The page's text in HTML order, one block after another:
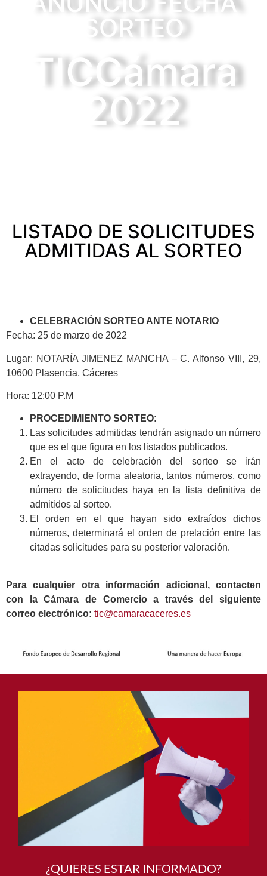
SORTEO
TICCámara
2022
LISTADO DE SOLICITUDES
ADMITIDAS AL SORTEO
CELEBRACIÓN SORTEO ANTE NOTARIO
Fecha: 25 de marzo de 2022
Lugar: NOTARÍA JIMENEZ MANCHA – C. Alfonso VIII, 29,
10600 Plasencia, Cáceres
Hora: 12:00 P.M
PROCEDIMIENTO SORTEO:
Las solicitudes admitidas tendrán asignado un número
que es el que figura en los listados publicados.
En el acto de celebración del sorteo se irán
extrayendo, de forma aleatoria, tantos números, como
número de solicitudes haya en la lista definitiva de
admitidos al sorteo.
El orden en el que hayan sido extraídos dichos
números, determinará el orden de prelación entre las
citadas solicitudes para su posterior valoración.
Para cualquier otra información adicional, contacten
con la Cámara de Comercio a través del siguiente
correo electrónico: tic@camaracaceres.es
¿QUIERES ESTAR INFORMADO?